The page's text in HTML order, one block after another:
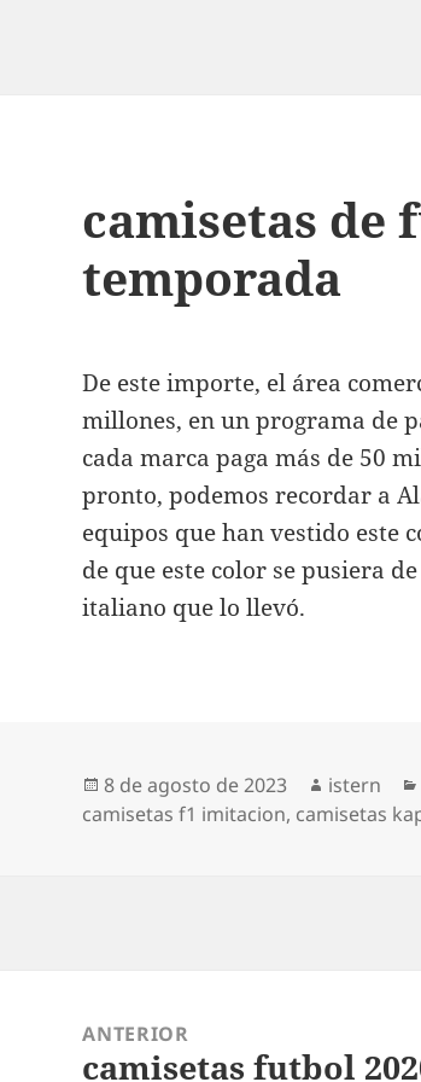
camisetas
temporada
De este importe, el área
millones, en un programa de
cada marca paga más de 50
pronto, podemos recordar a
equipos que han vestido este
de que este color se pusiera
italiano que lo llevó.
Publicado
el
8 de agosto de 2023 Autor
istern
camisetas f1 imitacion, camisetas
entradas
ANTERIOR
Entrada
camisetas futbol